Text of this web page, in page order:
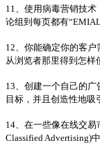
11、使用病毒营销技术
论组到每页都有
12、你能确定你的客户
从浏览者那里得到怎样
13、创建一个自己的
目标，并且创造性地吸
14、在一些像在线交易
Classified Advertising)